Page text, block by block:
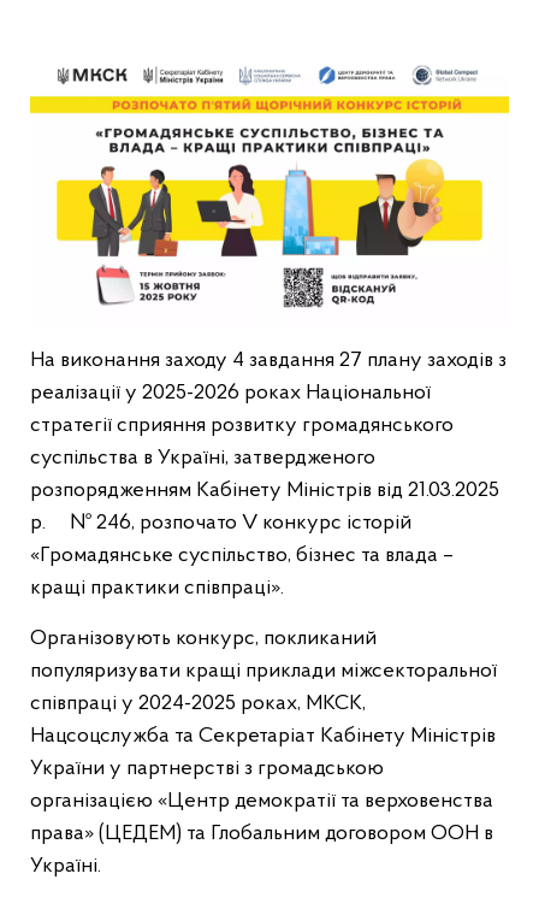
На виконання заходу 4 завдання 27 плану заходів з
реалізації у 2025-2026 роках Національної
стратегії сприяння розвитку громадянського
суспільства в Україні, затвердженого
розпорядженням Кабінету Міністрів від 21.03.2025
р. № 246, розпочато V конкурс історій
«Громадянське суспільство, бізнес та влада –
кращі практики співпраці».
Організовують конкурс, покликаний
популяризувати кращі приклади міжсекторальної
співпраці у 2024-2025 роках, МКСК,
Нацсоцслужба та Секретаріат Кабінету Міністрів
України у партнерстві з громадською
організацією «Центр демократії та верховенства
права» (ЦЕДЕМ) та Глобальним договором ООН в
Україні.